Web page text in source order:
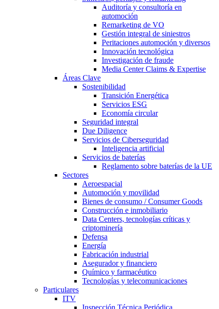
Auditoría y consultoría en
automoción
Remarketing de VO
Gestión integral de siniestros
Peritaciones automoción y diversos
Innovación tecnológica
Investigación de fraude
Media Center Claims & Expertise
Áreas Clave
Sostenibilidad
Transición Energética
Servicios ESG
Economía circular
Seguridad integral
Due Diligence
Servicios de Ciberseguridad
Inteligencia artificial
Servicios de baterías
Reglamento sobre baterías de la UE
Sectores
Aeroespacial
Automoción y movilidad
Bienes de consumo / Consumer Goods
Construcción e inmobiliario
Data Centers, tecnologías críticas y
criptominería
Defensa
Energía
Fabricación industrial
Asegurador y financiero
Químico y farmacéutico
Tecnologías y telecomunicaciones
Particulares
ITV